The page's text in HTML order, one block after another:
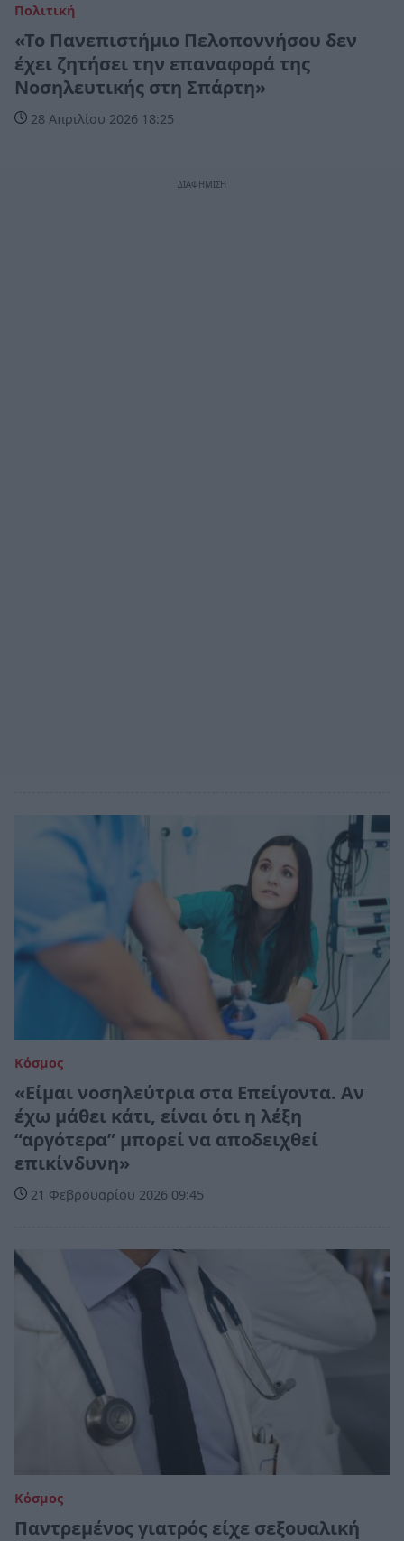
Πολιτική
«Το Πανεπιστήμιο Πελοποννήσου δεν
έχει ζητήσει την επαναφορά της
Νοσηλευτικής στη Σπάρτη»
28 Απριλίου 2026 18:25
Κόσμος
«Είμαι νοσηλεύτρια στα Επείγοντα. Αν
έχω μάθει κάτι, είναι ότι η λέξη
“αργότερα” μπορεί να αποδειχθεί
επικίνδυνη»
21 Φεβρουαρίου 2026 09:45
Κόσμος
Παντρεμένος γιατρός είχε σεξουαλική